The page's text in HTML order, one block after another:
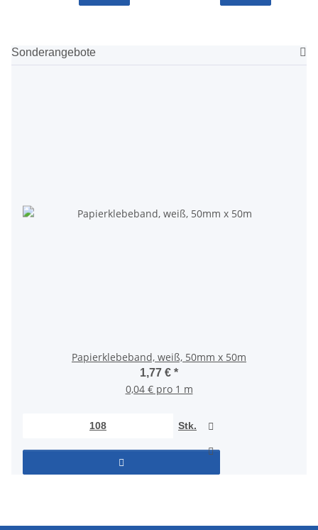
Sonderangebote
Papierklebeband, weiß, 50mm x 50m
1,77 € *
0,04 € pro 1 m
Stk.